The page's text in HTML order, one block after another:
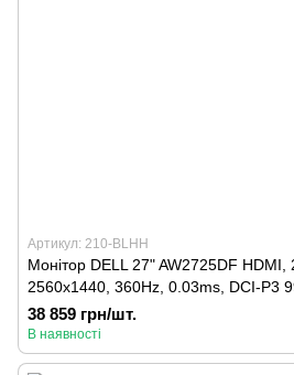
Артикул: 210-BLHH
Монітор DELL 27" AW2725DF HDMI,
2560x1440, 360Hz, 0.03ms, DCI-P3
HDR TrueBlack 400
38 859 грн/шт.
В наявності